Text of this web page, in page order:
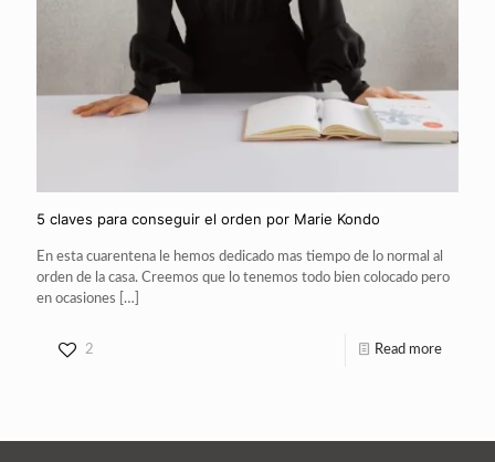
5 claves para conseguir el orden por Marie Kondo
En esta cuarentena le hemos dedicado mas tiempo de lo normal al
orden de la casa. Creemos que lo tenemos todo bien colocado pero
en ocasiones […]
2 Read more